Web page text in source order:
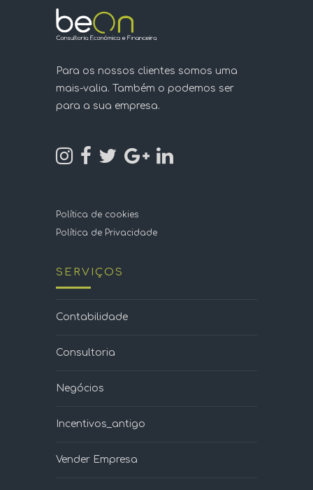
Para os nossos clientes somos uma
mais-valia. Também o podemos ser
para a sua empresa.
Política de cookies
Política de Privacidade
SERVIÇOS
Contabilidade
Consultoria
Negócios
Incentivos_antigo
Vender Empresa